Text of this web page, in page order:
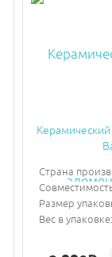
Страна
Размер
Вес в упаковке: